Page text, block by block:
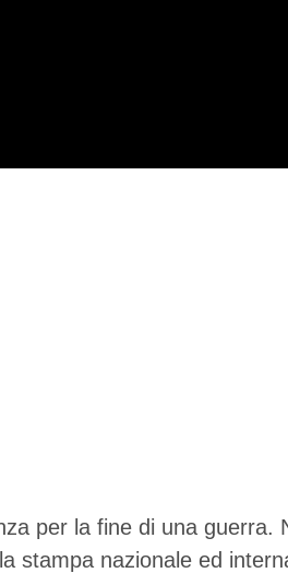
per la fine di una
stampa nazionale ed